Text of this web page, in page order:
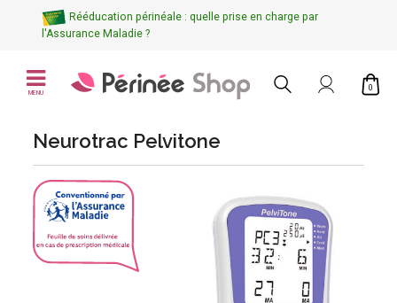
Rééducation périnéale : quelle prise en charge par
l'Assurance Maladie ?
MENU
0
Neurotrac Pelvitone